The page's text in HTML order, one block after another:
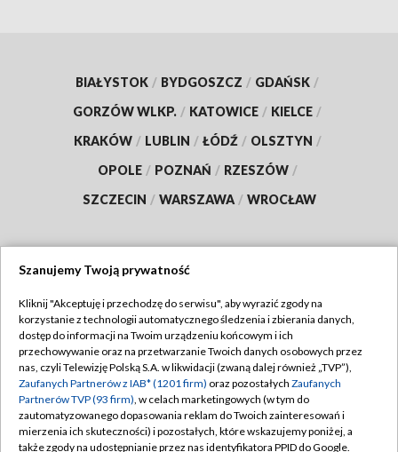
BIAŁYSTOK / BYDGOSZCZ / GDAŃSK /
GORZÓW WLKP. / KATOWICE / KIELCE /
KRAKÓW / LUBLIN / ŁÓDŹ / OLSZTYN /
OPOLE / POZNAŃ / RZESZÓW /
SZCZECIN / WARSZAWA / WROCŁAW
TVP
Abonament TVP
Emisja w TVP
Centrum informacji TVP
Naziemna Telewizja Cyfrowa
Regulamin TVP
Polityka prywatności
Moje zgody
Pomoc
Szanujemy Twoją prywatność
Kliknij "Akceptuję i przechodzę do serwisu", aby wyrazić zgody na
korzystanie z technologii automatycznego śledzenia i zbierania danych,
dostęp do informacji na Twoim urządzeniu końcowym i ich
przechowywanie oraz na przetwarzanie Twoich danych osobowych przez
nas, czyli Telewizję Polską S.A. w likwidacji (zwaną dalej również „TVP”),
Zaufanych Partnerów z IAB* (1201 firm) oraz pozostałych Zaufanych
Partnerów TVP (93 firm), w celach marketingowych (w tym do
zautomatyzowanego dopasowania reklam do Twoich zainteresowań i
mierzenia ich skuteczności) i pozostałych, które wskazujemy poniżej, a
także zgody na udostępnianie przez nas identyfikatora PPID do Google.